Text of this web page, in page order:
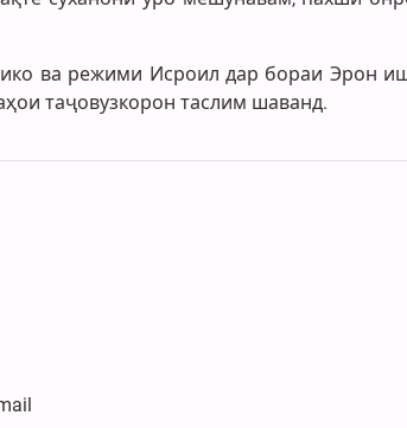
ва режими Исроил дар бораи Эрон
таҷовузкорон таслим шаванд.